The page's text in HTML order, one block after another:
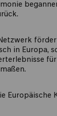
in Europa,
Europäische